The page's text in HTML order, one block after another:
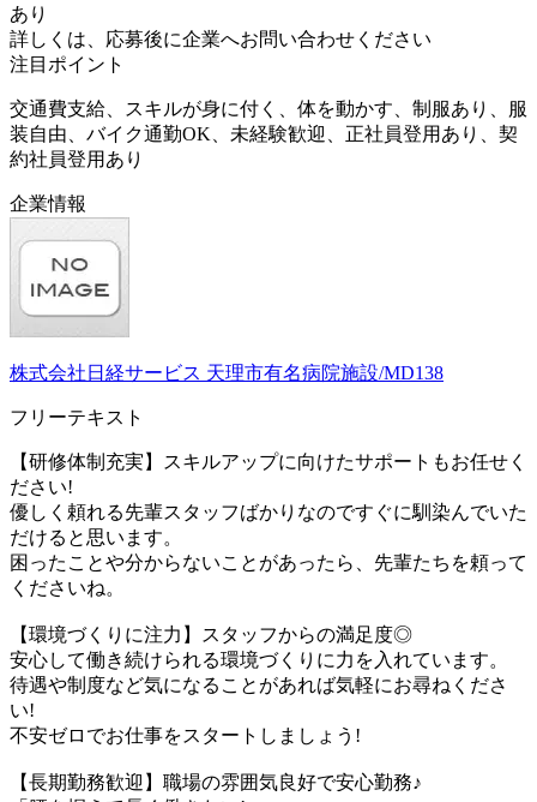
あり
詳しくは、応募後に企業へお問い合わせください
注目ポイント
交通費支給、スキルが身に付く、体を動かす、制服あり、服
装自由、バイク通勤OK、未経験歓迎、正社員登用あり、契
約社員登用あり
企業情報
株式会社日経サービス 天理市有名病院施設/MD138
フリーテキスト
【研修体制充実】スキルアップに向けたサポートもお任せく
ださい!
優しく頼れる先輩スタッフばかりなのですぐに馴染んでいた
だけると思います。
困ったことや分からないことがあったら、先輩たちを頼って
くださいね。
【環境づくりに注力】スタッフからの満足度◎
安心して働き続けられる環境づくりに力を入れています。
待遇や制度など気になることがあれば気軽にお尋ねくださ
い!
不安ゼロでお仕事をスタートしましょう!
【長期勤務歓迎】職場の雰囲気良好で安心勤務♪